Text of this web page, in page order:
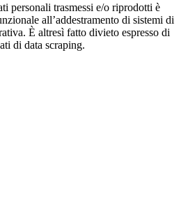
personali trasmessi e/o riprodotti è
all’addestramento di sistemi di
È altresì fatto divieto espresso di
di data scraping.